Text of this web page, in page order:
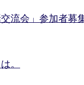
流会」参加者募
。